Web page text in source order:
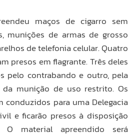
maços de cigarro sem
munições de armas de grosso
de telefonia celular. Quatro
presos em flagrante. Três deles
pelo contrabando e outro, pela
da munição de uso restrito. Os
conduzidos para uma Delegacia
e ficarão presos à disposição
O material apreendido será